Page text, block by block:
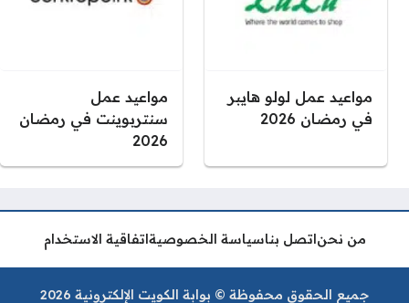
مواعيد عمل لولو هايبر
في رمضان 2026
مواعيد عمل
سنتربوينت في رمضان
2026
من نحناتصل بناسياسة الخصوصيةاتفاقية الاستخدام
جميع الحقوق محفوظة © بوابة الكويت الإلكترونية 2026